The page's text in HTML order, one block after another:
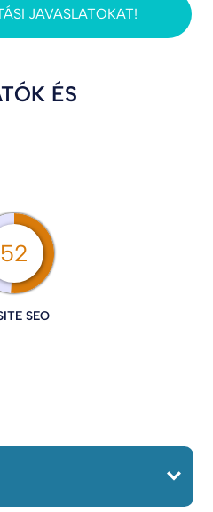
JAVASLATOKAT!
ÉS
52
SEO